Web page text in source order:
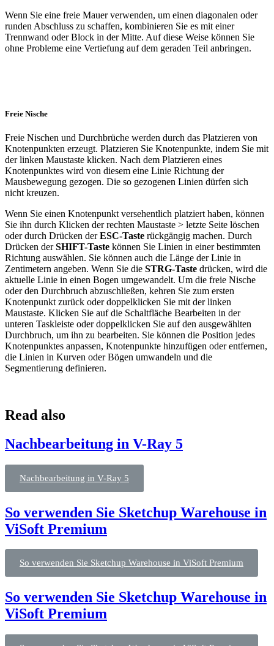
Wenn Sie eine freie Mauer verwenden, um einen diagonalen oder
runden Abschluss zu schaffen, kombinieren Sie es mit einer
Trennwand oder Block in der Mitte. Auf diese Weise können Sie
ohne Probleme eine Vertiefung auf dem geraden Teil anbringen.
Freie Nische
Freie Nischen und Durchbrüche werden durch das Platzieren von
Knotenpunkten erzeugt. Platzieren Sie Knotenpunkte, indem Sie mit
der linken Maustaste klicken. Nach dem Platzieren eines
Knotenpunktes wird von diesem eine Linie Richtung der
Mausbewegung gezogen. Die so gezogenen Linien dürfen sich
nicht kreuzen.
Wenn Sie einen Knotenpunkt versehentlich platziert haben, können
Sie ihn durch Klicken der rechten Maustaste > letzte Seite löschen
oder durch Drücken derESC-Taste rückgängig machen. Durch
Drücken derSHIFT-Taste können Sie Linien in einer bestimmten
Richtung auswählen. Sie können auch die Länge der Linie in
Zentimetern angeben. Wenn Sie die STRG-Taste drücken, wird die
aktuelle Linie in einen Bogen umgewandelt. Um die freie Nische
oder den Durchbruch abzuschließen, kehren Sie zum ersten
Knotenpunkt zurück oder doppelklicken Sie mit der linken
Maustaste. Klicken Sie auf die Schaltfläche Bearbeiten in der
unteren Taskleiste oder doppelklicken Sie auf den ausgewählten
Durchbruch, um ihn zu bearbeiten. Sie können die Position jedes
Knotenpunktes anpassen, Knotenpunkte hinzufügen oder entfernen,
die Linien in Kurven oder Bögen umwandeln und die
Segmentierung definieren.
Read also
Nachbearbeitung in V-Ray 5
Nachbearbeitung in V-Ray 5
So verwenden Sie Sketchup Warehouse in
ViSoft Premium
So verwenden Sie Sketchup Warehouse in ViSoft Premium
So verwenden Sie Sketchup Warehouse in
ViSoft Premium